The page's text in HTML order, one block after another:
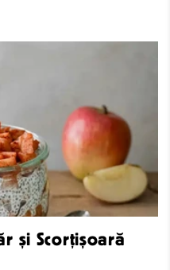
și Scorțișoară